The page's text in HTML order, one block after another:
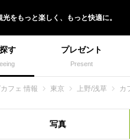
光をもっと楽しく、 もっと快適に。
す プレゼント
Present
フェ 情報 東京 上野/浅草 カ
写真